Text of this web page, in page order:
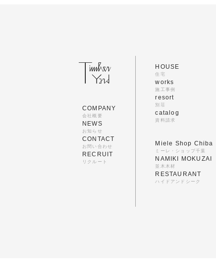
COMPANY
会社概要
NEWS
お知らせ
CONTACT
お問い合わせ
RECRUIT
リクルート
HOUSE
住宅
works
施工事例
resort
別荘
catalog
資料請求
Miele Shop Chiba
ミーレ・ショップ千葉
NAMIKI MOKUZAI
並木木材
RESTAURANT
ハイドアンドシーク